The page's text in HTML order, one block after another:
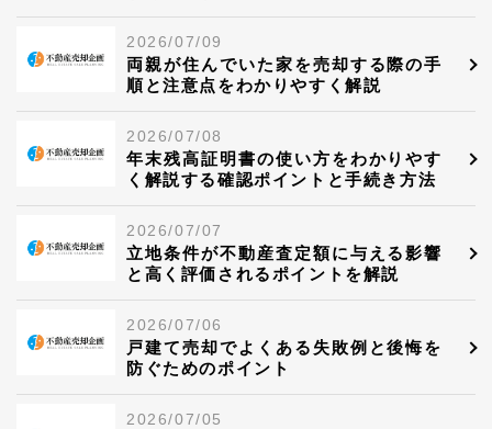
2026/07/09
両親が住んでいた家を売却する際の手
順と注意点をわかりやすく解説
2026/07/08
年末残高証明書の使い方をわかりやす
く解説する確認ポイントと手続き方法
2026/07/07
立地条件が不動産査定額に与える影響
と高く評価されるポイントを解説
2026/07/06
戸建て売却でよくある失敗例と後悔を
防ぐためのポイント
2026/07/05